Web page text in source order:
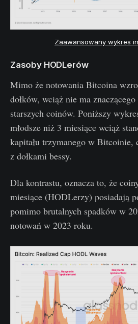
Zaawansowany wykres
Zasoby HODLerów
Mimo że notowania Bitcoina
dołków, wciąż nie ma
starszych coinów. Poniższy
młodsze niż 3 miesiące wciąż
kapitału trzymanego w
z dołkami bessy.
Dla kontrastu, oznacza to, że
miesiące (HODLerzy) posiadają
pomimo brutalnych spadków w
notowań w 2023 roku.